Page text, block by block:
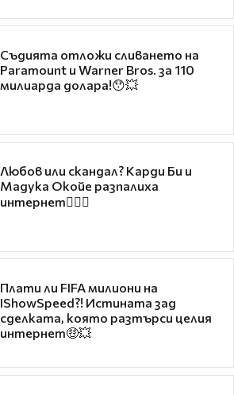
Съдията отложи сливането на
Paramount и Warner Bros. за 110
милиарда долара!😯💥
Любов или скандал? Карди Би и
Мадука Окойе разпалиха
интернет❤️‍🔥🔥
Плати ли FIFA милиони на
IShowSpeed?! Истината зад
сделката, която разтърси целия
интернет🤑💥